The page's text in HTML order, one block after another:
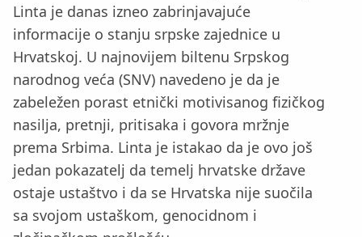
Linta je danas izneo zabrinjavajuće
informacije o stanju srpske zajednice u
Hrvatskoj. U najnovijem biltenu Srpskog
narodnog veća (SNV) navedeno je da je
zabeležen porast etnički motivisanog fizičkog
nasilja, pretnji, pritisaka i govora mržnje
prema Srbima. Linta je istakao da je ovo još
jedan pokazatelj da temelj hrvatske države
ostaje ustaštvo i da se Hrvatska nije suočila
sa svojom ustaškom, genocidnom i